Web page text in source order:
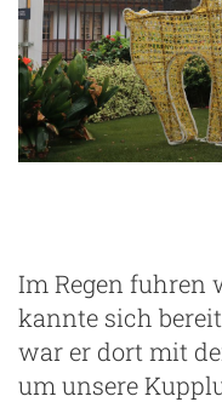
Im Regen fuhren
kannte sich
war er dort mit
um unsere